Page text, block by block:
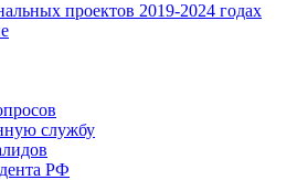
проектов 2019-2024 годах
службу
РФ